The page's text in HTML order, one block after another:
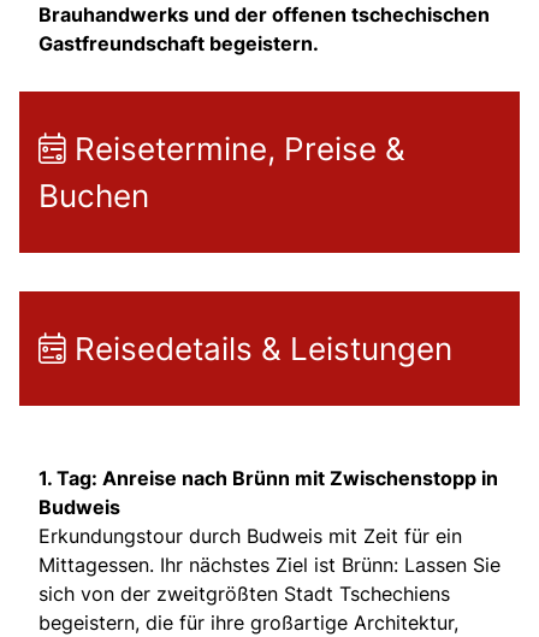
Brauhandwerks und der offenen tschechischen
Gastfreundschaft begeistern.
Reisetermine, Preise &
Buchen
Reisedetails & Leistungen
1. Tag: Anreise nach Brünn mit Zwischenstopp in
Budweis
Erkundungstour durch Budweis mit Zeit für ein
Mittagessen. Ihr nächstes Ziel ist Brünn: Lassen Sie
sich von der zweitgrößten Stadt Tschechiens
begeistern, die für ihre großartige Architektur,